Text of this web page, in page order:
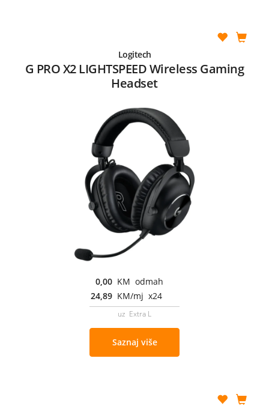
Logitech
G PRO X2 LIGHTSPEED Wireless Gaming
Headset
0,00 KM odmah
24,89 KM/mj x24
uz Extra L
Saznaj više